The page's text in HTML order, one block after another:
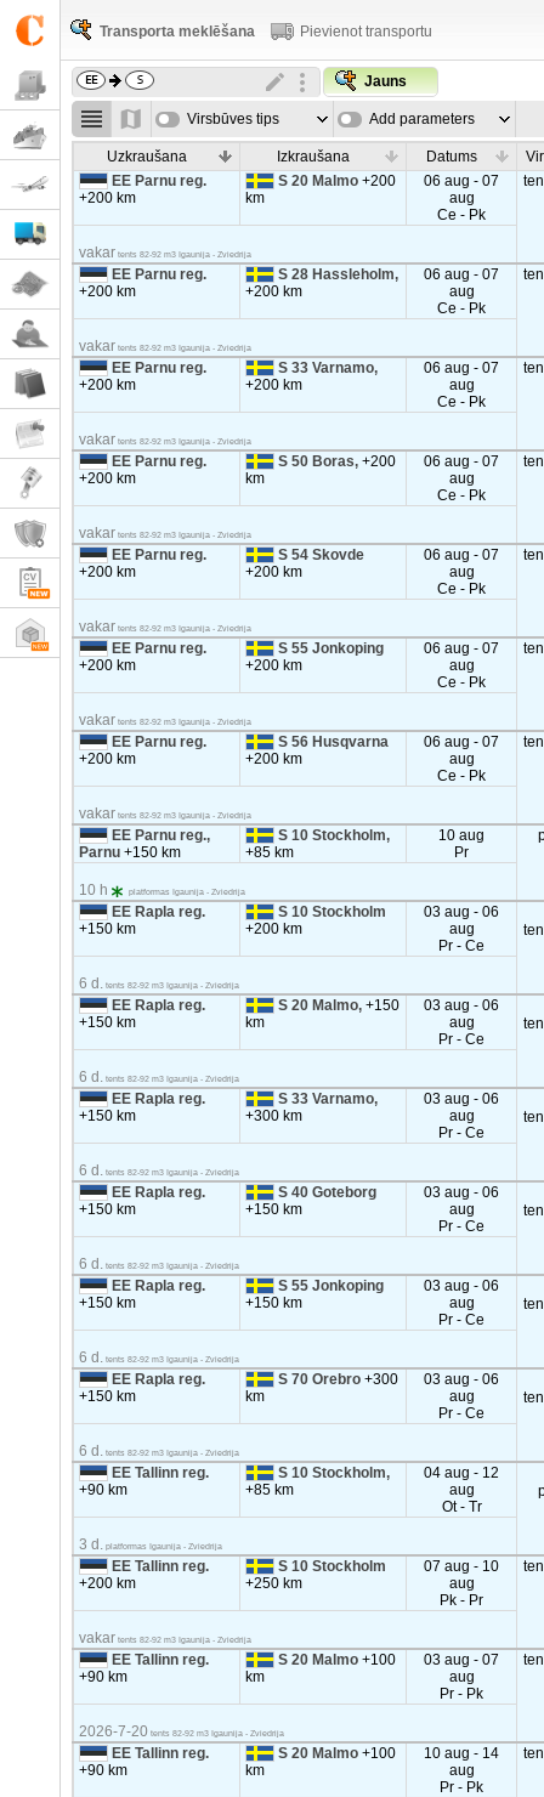
Transporta meklēšana Pievienot transportu
Jauns
Virsbūves tips Add parameters
Uzkraušana Izkraušana Datums
EE Parnu reg.
+200 km
S 20 Malmo+200
km
06 aug - 07
aug
Ce - Pk
vakar tents 82-92 m3 Igaunija - Zviedrija
EE Parnu reg.
+200 km
S 28 Hassleholm,
+200 km
06 aug - 07
aug
Ce - Pk
vakar tents 82-92 m3 Igaunija - Zviedrija
EE Parnu reg.
+200 km
S 33 Varnamo,
+200 km
06 aug - 07
aug
Ce - Pk
vakar tents 82-92 m3 Igaunija - Zviedrija
EE Parnu reg.
+200 km
S 50 Boras,+200
km
06 aug - 07
aug
Ce - Pk
vakar tents 82-92 m3 Igaunija - Zviedrija
EE Parnu reg.
+200 km
S 54 Skovde
+200 km
06 aug - 07
aug
Ce - Pk
vakar tents 82-92 m3 Igaunija - Zviedrija
EE Parnu reg.
+200 km
S 55 Jonkoping
+200 km
06 aug - 07
aug
Ce - Pk
vakar tents 82-92 m3 Igaunija - Zviedrija
EE Parnu reg.
+200 km
S 56 Husqvarna
+200 km
06 aug - 07
aug
Ce - Pk
vakar tents 82-92 m3 Igaunija - Zviedrija
EE Parnu reg.,
Parnu+150 km
S 10 Stockholm,
+85 km
10 aug
Pr
10 h platformas Igaunija - Zviedrija
EE Rapla reg.
+150 km
S 10 Stockholm
+200 km
03 aug - 06
aug
Pr - Ce
6 d. tents 82-92 m3 Igaunija - Zviedrija
EE Rapla reg.
+150 km
S 20 Malmo,+150
km
03 aug - 06
aug
Pr - Ce
6 d. tents 82-92 m3 Igaunija - Zviedrija
EE Rapla reg.
+150 km
S 33 Varnamo,
+300 km
03 aug - 06
aug
Pr - Ce
6 d. tents 82-92 m3 Igaunija - Zviedrija
EE Rapla reg.
+150 km
S 40 Goteborg
+150 km
03 aug - 06
aug
Pr - Ce
6 d. tents 82-92 m3 Igaunija - Zviedrija
EE Rapla reg.
+150 km
S 55 Jonkoping
+150 km
03 aug - 06
aug
Pr - Ce
6 d. tents 82-92 m3 Igaunija - Zviedrija
EE Rapla reg.
+150 km
S 70 Orebro+300
km
03 aug - 06
aug
Pr - Ce
6 d. tents 82-92 m3 Igaunija - Zviedrija
EE Tallinn reg.
+90 km
S 10 Stockholm,
+85 km
04 aug - 12
aug
Ot - Tr
3 d. platformas Igaunija - Zviedrija
EE Tallinn reg.
+200 km
S 10 Stockholm
+250 km
07 aug - 10
aug
Pk - Pr
vakar tents 82-92 m3 Igaunija - Zviedrija
EE Tallinn reg.
+90 km
S 20 Malmo+100
km
03 aug - 07
aug
Pr - Pk
2026-7-20 tents 82-92 m3 Igaunija - Zviedrija
EE Tallinn reg.
+90 km
S 20 Malmo+100
km
10 aug - 14
aug
Pr - Pk